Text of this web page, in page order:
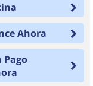
Ahora
Pago